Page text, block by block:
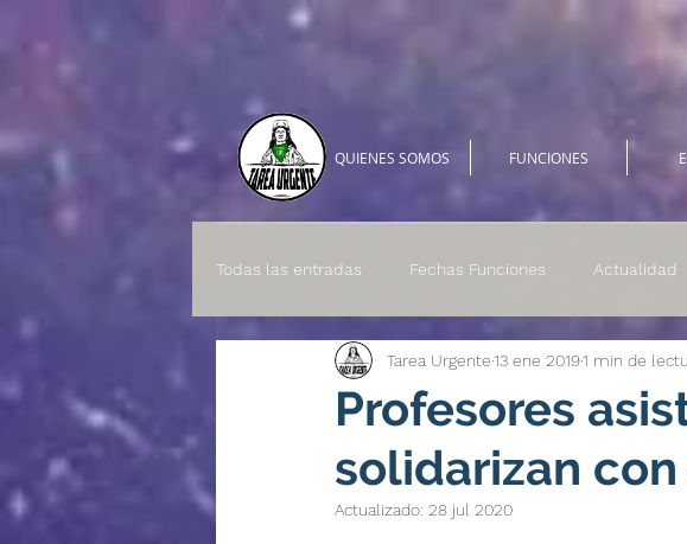
QUIENES SOMOS FUNCIONES
Todas las entradas Fechas Funciones Actualidad
Profesores
solidarizan
Tarea Urgente13 ene 20191 min de
Actualizado: 28 jul 2020